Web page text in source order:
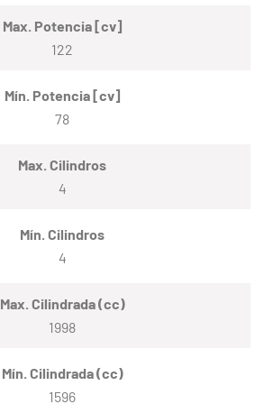
Max. Potencia [cv]
122
Mín. Potencia [cv]
78
Max. Cilindros
4
Mín. Cilindros
4
Max. Cilindrada (cc)
1998
Mín. Cilindrada (cc)
1596